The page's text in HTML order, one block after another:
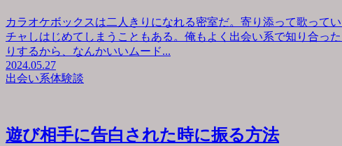
カラオケボックスは二人きりになれる密室だ。寄り添って歌って
チャしはじめてしまうこともある。俺もよく出会い系で知り合っ
りするから、なんかいいムード...
2024.05.27
出会い系体験談
遊び相手に告白された時に振る方法